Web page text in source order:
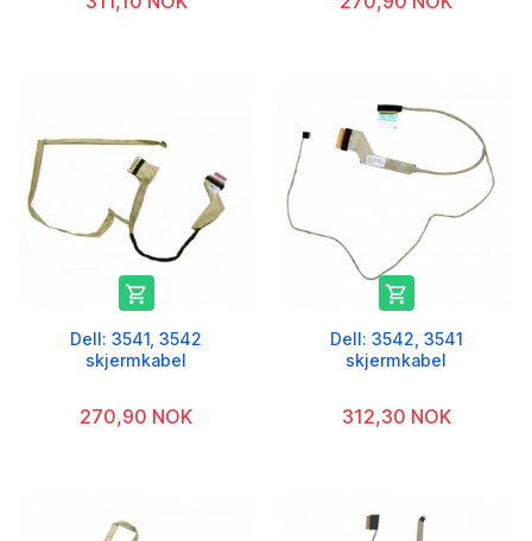

Dell: 3541, 3542
skjermkabel
270,90 NOK

Dell: 3542, 3541
skjermkabel
312,30 NOK